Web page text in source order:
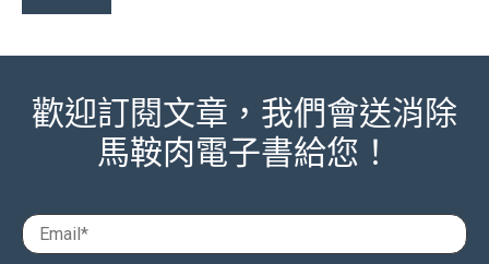
歡迎訂閱文章，我們會送消除
馬鞍肉電子書給您！